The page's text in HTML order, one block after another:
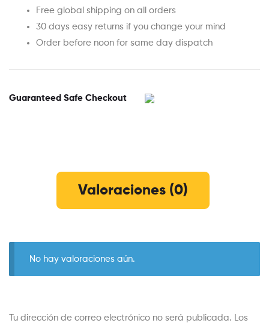
Free global shipping on all orders
30 days easy returns if you change your mind
Order before noon for same day dispatch
Guaranteed Safe Checkout
Valoraciones (0)
No hay valoraciones aún.
Tu dirección de correo electrónico no será publicada.
Los